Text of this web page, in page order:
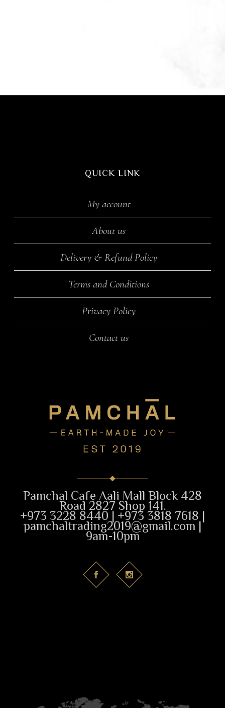
QUICK LINK
My account
About us
Delivery & Refund Policy
Terms and Conditions
Privacy Policy
Contact us
Pamchal Cafe Aali Mall Block 428
Road 2827 Shop 141.
+973 3228 8440 | +973 3818 7618 |
pamchaltrading2019@gmail.com |
9am-10pm